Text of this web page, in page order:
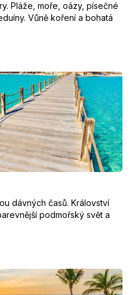
Pláže, moře, oázy, písečné
Vůně koření a bohatá
dávných časů. Království
podmořský svět a